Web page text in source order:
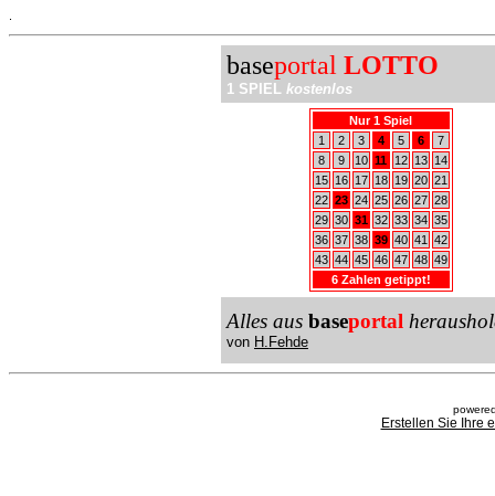
baseportal LOTTO
1 SPIEL kostenlos
Nur 1 Spiel
1
2 3 4 5 6
7
8
9 10 11 12 13
14
15
16 17 18 19 20 21
22 23 24 25 26 27 28
29 30 31 32 33 34 35
36 37 38 39 40 41
42
43 44 45 46 47 48 49
6 Zahlen getippt!
Alles aus baseportal
von H.Fehde
Erstellen Sie Ihre